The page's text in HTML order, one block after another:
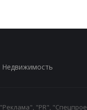
Недвижимость
"PR",